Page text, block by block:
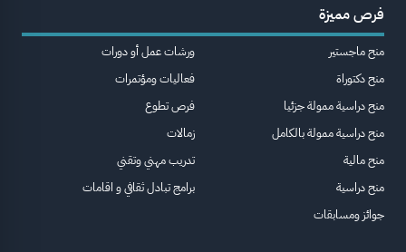
فرص مميزة
منح ماجستير
منح دكتوراة
منح دراسية ممولة جزئيا
منح دراسية ممولة بالكامل
منح مالية
منح دراسية
جوائز ومسابقات
ورشات عمل أو دورات
فعاليات ومؤتمرات
فرص تطوع
زمالات
تدريب مهني وتقني
برامج تبادل ثقافي و اقامات